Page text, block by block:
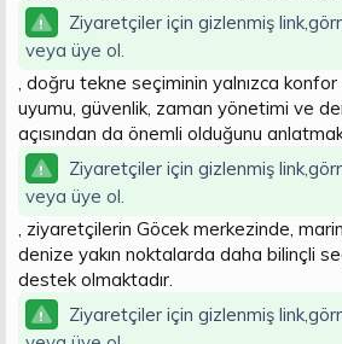
Ziyaretçiler için gizlenmiş
veya üye ol.
, doğru tekne seçiminin yalnızca
uyumu, güvenlik, zaman yönetimi ve
açısından da önemli olduğunu
Ziyaretçiler için gizlenmiş
veya üye ol.
, ziyaretçilerin Göcek merkezinde,
denize yakın noktalarda daha bilinçli
destek olmaktadır.
Ziyaretçiler için gizlenmiş